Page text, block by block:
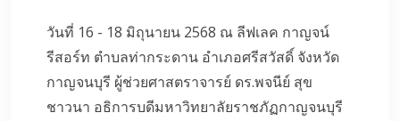
วันที่ 16 - 18 มิถุนายน 2568 ณ ลีฟเลค กาญจน์
รีสอร์ท ตำบลท่ากระดาน อำเภอศรีสวัสดิ์ จังหวัด
กาญจนบุรี ผู้ช่วยศาสตราจารย์ ดร.พจนีย์ สุข
ชาวนา อธิการบดีมหาวิทยาลัยราชภัฏกาญจนบุรี